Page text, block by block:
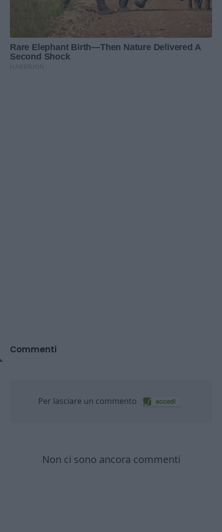
Commenti